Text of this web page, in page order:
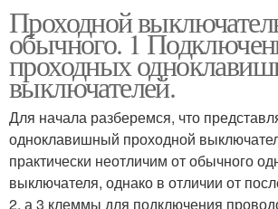
Проходной
обычного. 1
проходных
выключателей.
Для начала разберемся, что
одноклавишный проходной
практически неотличим от обычного
выключателя, однако в отличии от
2, а 3 клеммы для подключения